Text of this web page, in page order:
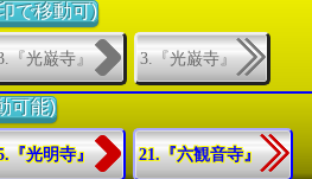
で移動可)
『光巌寺』 3.『光巌寺』
可能)
『光明寺』 21.『六観音寺』